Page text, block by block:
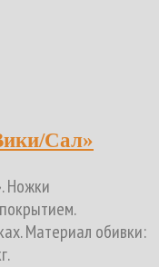
Сал»
Ножки
Материал обивки: